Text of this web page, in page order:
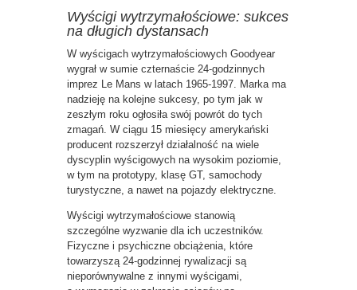
Wyścigi wytrzymałościowe: sukces
na długich dystansach
W wyścigach wytrzymałościowych Goodyear
wygrał w sumie czternaście 24-godzinnych
imprez Le Mans w latach 1965-1997. Marka ma
nadzieję na kolejne sukcesy, po tym jak w
zeszłym roku ogłosiła swój powrót do tych
zmagań. W ciągu 15 miesięcy amerykański
producent rozszerzył działalność na wiele
dyscyplin wyścigowych na wysokim poziomie,
w tym na prototypy, klasę GT, samochody
turystyczne, a nawet na pojazdy elektryczne.
Wyścigi wytrzymałościowe stanowią
szczególne wyzwanie dla ich uczestników.
Fizyczne i psychiczne obciążenia, które
towarzyszą 24-godzinnej rywalizacji są
nieporównywalne z innymi wyścigami,